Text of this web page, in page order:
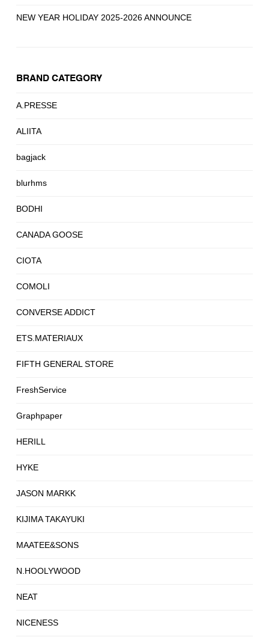
NEW YEAR HOLIDAY 2025-2026 ANNOUNCE
BRAND CATEGORY
A.PRESSE
ALIITA
bagjack
blurhms
BODHI
CANADA GOOSE
CIOTA
COMOLI
CONVERSE ADDICT
ETS.MATERIAUX
FIFTH GENERAL STORE
FreshService
Graphpaper
HERILL
HYKE
JASON MARKK
KIJIMA TAKAYUKI
MAATEE&SONS
N.HOOLYWOOD
NEAT
NICENESS